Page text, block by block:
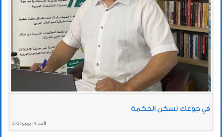
في جوعك تسكن الحكمة
الأحد , 14 يونيو 2026